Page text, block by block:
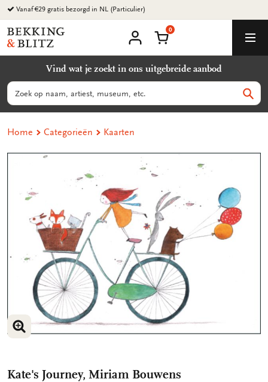
Ga
naar
content
Vanaf €29 gratis bezorgd in NL (Particulier)
Bekking
&
B.V.
account
Winkelmand
0
Vind wat je zoekt in ons uitgebreide aanbod
Zoeken
Home Categorieën Kaarten
VERGROOT AFBEELDING
Kate's Journey, Miriam Bouwens